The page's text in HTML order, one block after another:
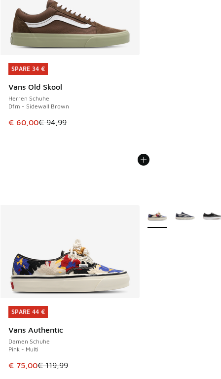
SPARE 34 €
Vans Old Skool
Herren Schuhe
Dfm - Sidewall Brown
Dieser Artikel ist im Sale. Der Preis ist von € 94,99 auf €
€ 60,00€ 94,99
SPARE 34 €
SPARE 44 €
Vans Authentic
Damen Schuhe
Pink - Multi
Dieser Artikel ist im Sale. Der Preis ist von € 119,99 auf €
€ 75,00€ 119,99
SPARE 44 €
Weitere Farben